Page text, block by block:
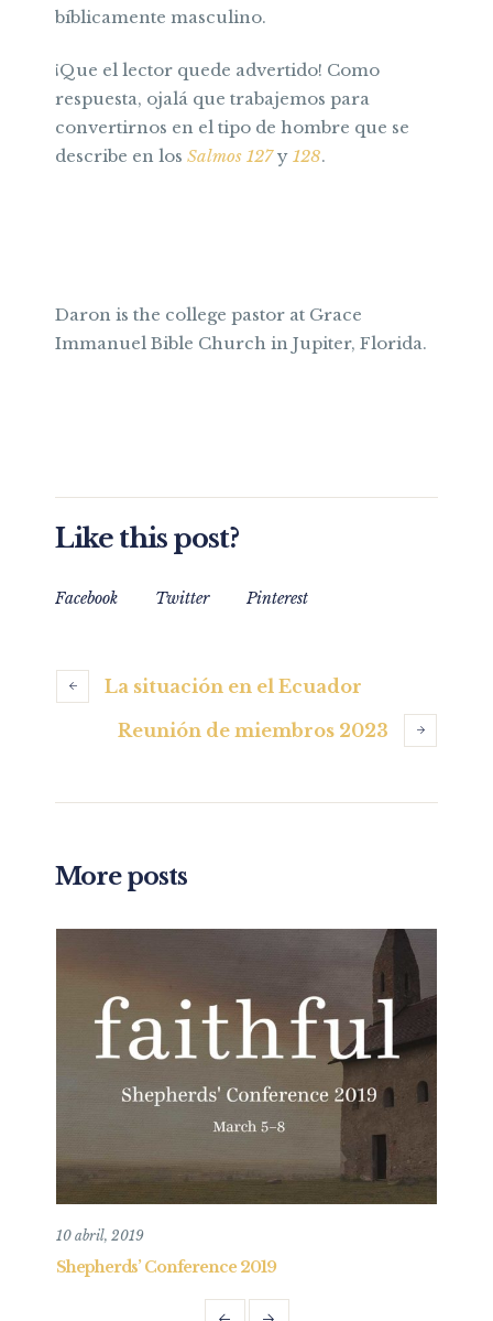
bíblicamente masculino.
¡Que el lector quede advertido! Como
respuesta, ojalá que trabajemos para
convertirnos en el tipo de hombre que se
describe en los Salmos 127y 128.
Daron is the college pastor at Grace
Immanuel Bible Church in Jupiter, Florida.
Like this post?
Facebook Twitter Pinterest
La situación en el Ecuador
Reunión de miembros 2023
More posts
10 abril, 2019
Shepherds’ Conference 2019